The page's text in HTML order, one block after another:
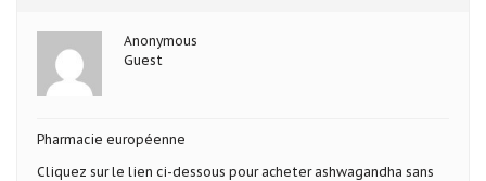
Anonymous
Guest
Pharmacie européenne
Cliquez sur le lien ci-dessous pour acheter ashwagandha sans